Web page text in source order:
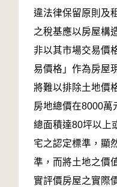
違法律保留原則及
之稅基應以房屋構
非以其市場交易價
易價格」作為房屋
將難以排除土地價
房地總價在8000萬
總面積達80坪以上
宅之認定標準，顯
準，而將土地之價
實評價房屋之實際